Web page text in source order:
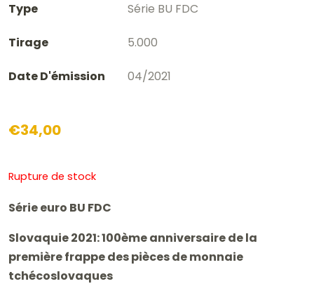
Type Série BU FDC
Tirage 5.000
Date D'émission 04/2021
€34,00
Rupture de stock
Série euro BU FDC
Slovaquie 2021: 100ème anniversaire de la
première frappe des pièces de monnaie
tchécoslovaques